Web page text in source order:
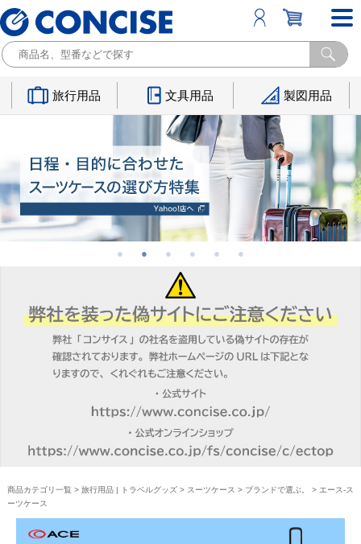
旅行用品 文具用品 製図用品
商品カテゴリ一覧 > 旅行用品 | トラベルグッズ> スーツケース > ブランドで選ぶ。
> エース-ス
ーツケース